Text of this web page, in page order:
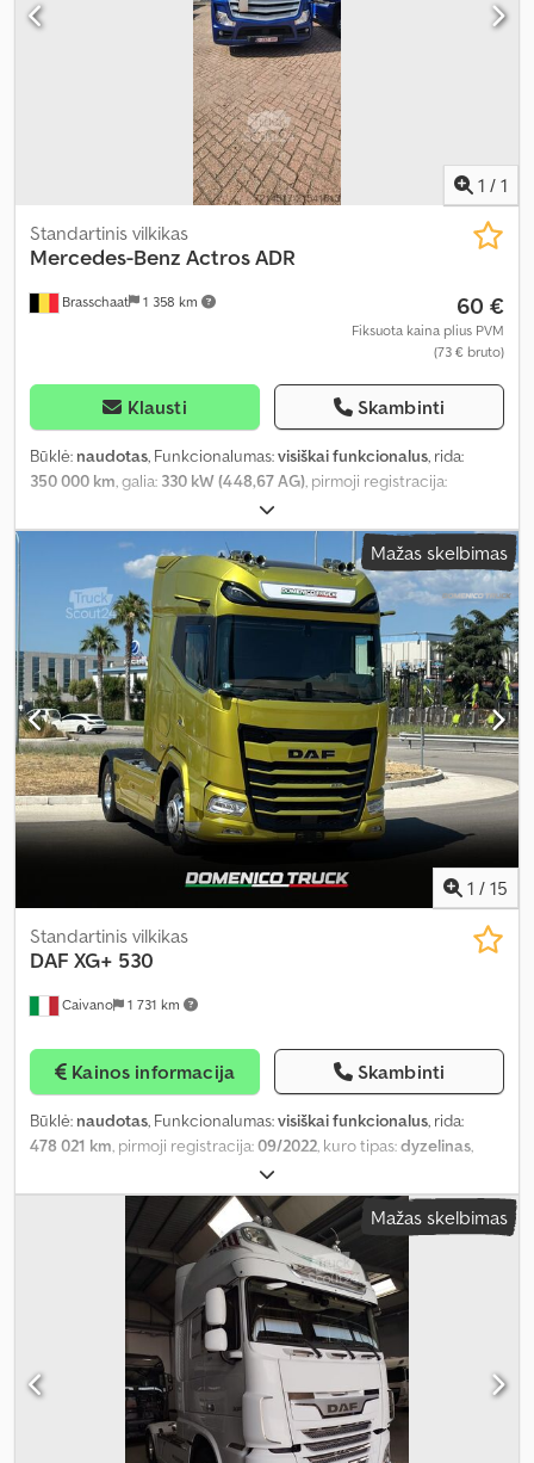
1 / 1
Brasschaat 1 358 km
Standartinis vilkikas
Mercedes-Benz Actros ADR
60 €
Fiksuota kaina plius PVM
(73 € bruto)
Klausti Skambinti
Būklė: naudotas, Funkcionalumas:visiškai funkcionalus, rida:
350 000 km, galia: 330 kW (448,67 AG), pirmoji registracija:
, Gamybos metai:
AdBlue, Bluetooth, EBS (Elektroninė stabdžių sistema),
Tachografas, USB jungtis, aklosios zonos pagalbininkas,
autonominis šildytuvas, borto kompiuteris, centrinis užraktas,
diferencialo užraktas, elektrinis langų reguliavimas, elektroninė
stabilumo programa (ESP), kruizo kontrolė, navigacijos sistema,
nerūkantis automobilis, oro kondicionavimas, oro pagalvė,
padangų slėgio stebėsena, suodžių filtras, sėdynės šildytuvas,
vairo stiprintuvas, šaldytuvas,
Mažas skelbimas
1 / 15
Caivano 1 731 km
Standartinis vilkikas
DAF XG+ 530
Kainos informacija Skambinti
Būklė: naudotas, Funkcionalumas:visiškai funkcionalus, rida:
478 021 km, pirmoji registracija:09/2022, kuro tipas:dyzelinas,
retarderis
tipas:automatinis, Įranga:ABS, borto kompiuteris, navigacijos
sistema, stovėjimo kondicionierius, suodžių filtras,
Mažas skelbimas